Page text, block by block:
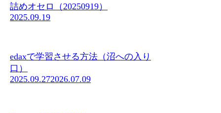
詰めオセロ（20250919）
2025.09.19
edaxで学習させる方法（沼への入り
口）
2025.09.272026.07.09